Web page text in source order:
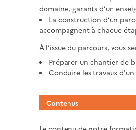
domaine, garants d’un
La construction d’un
accompagnent à chaque
À l’issue du parcours, vous
Préparer un chantier de
Conduire les travaux
Contenus